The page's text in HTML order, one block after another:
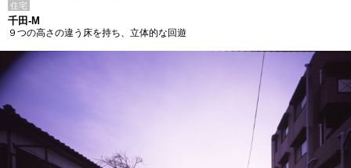
住宅
千田-M
９つの高さの違う床を持ち、立体的な回遊